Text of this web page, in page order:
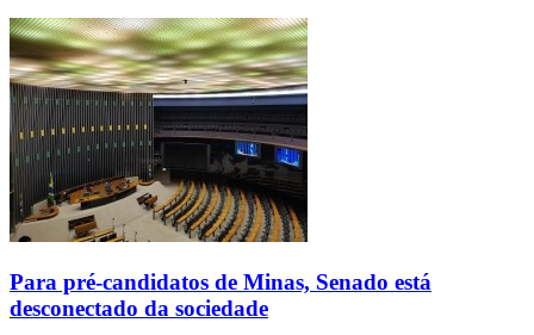
Para pré-candidatos de Minas, Senado está
desconectado da sociedade